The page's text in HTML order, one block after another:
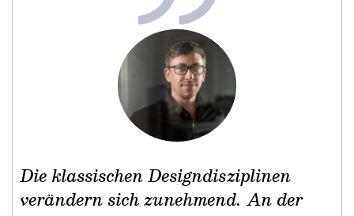
Die klassischen Designdisziplinen
verändern sich zunehmend. An der